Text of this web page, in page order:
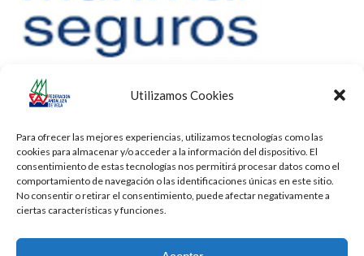
Utilizamos Cookies
Para ofrecer las mejores experiencias, utilizamos tecnologías como las
cookies para almacenar y/o acceder a la información del dispositivo. El
consentimiento de estas tecnologías nos permitirá procesar datos como el
comportamiento de navegación o las identificaciones únicas en este sitio.
No consentir o retirar el consentimiento, puede afectar negativamente a
ciertas características y funciones.